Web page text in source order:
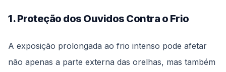
1. Proteção dos Ouvidos Contra o Frio
A exposição prolongada ao frio intenso pode afetar
não apenas a parte externa das orelhas, mas também